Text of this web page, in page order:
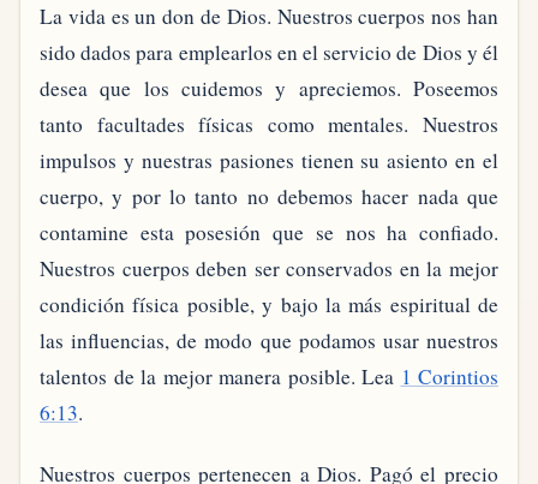
La vida es un don de Dios. Nuestros cuerpos nos han
sido dados para emplearlos en el servicio de Dios y él
desea que los cuidemos y apreciemos. Poseemos
tanto facultades físicas como mentales. Nuestros
impulsos y nuestras pasiones tienen su asiento en el
cuerpo, y por lo tanto no debemos hacer nada que
contamine esta posesión que se nos ha confiado.
Nuestros cuerpos deben ser conservados en la mejor
condición física posible, y bajo la más espiritual de
las influencias, de modo que podamos usar nuestros
talentos de la mejor manera posible. Lea 1 Corintios
6:13.
Nuestros cuerpos pertenecen a Dios. Pagó el precio